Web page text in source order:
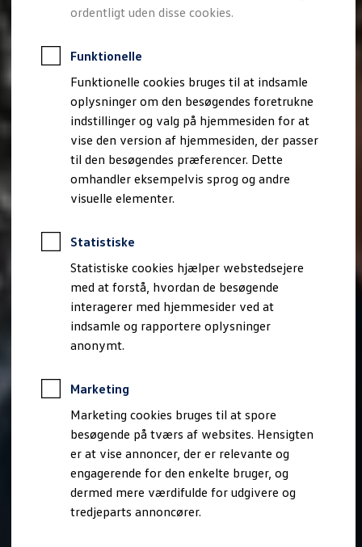
ordentligt uden disse cookies.
Funktionelle
Funktionelle cookies bruges til at indsamle
oplysninger om den besøgendes foretrukne
indstillinger og valg på hjemmesiden for at
vise den version af hjemmesiden, der passer
til den besøgendes præferencer. Dette
omhandler eksempelvis sprog og andre
visuelle elementer.
Statistiske
Statistiske cookies hjælper webstedsejere
med at forstå, hvordan de besøgende
interagerer med hjemmesider ved at
indsamle og rapportere oplysninger
anonymt.
Marketing
Marketing cookies bruges til at spore
besøgende på tværs af websites. Hensigten
er at vise annoncer, der er relevante og
engagerende for den enkelte bruger, og
dermed mere værdifulde for udgivere og
tredjeparts annoncører.
Køb og leasing
Lagerbiler til hurtig levering
Book en prøvetur
Bestil et tilbud
Brugte biler
Pendlerleasing
Budgetberegner
Firmabil
Vejen til en ny Volkswagen
Online Privatleasing
Finansiering og forsikring
Volkswagen Forsikring
Volkswagen Finansiering
Ejere og services
Book tid på værkstedet
Service
Serviceabonnementer
Service 5+
Service på elbiler
Prismatch
Fordele ved autoriseret værksted
Brugbar information
Servicefordele
Digitale ekstrafunktioner
Se tjenesterne til din model
Volkswagen-apps, login og shop
Forbind mobiltelefonen med bilen
Opdateringer til software, kort og radio
Fleet Interface Data
MinVolkswagen
Digital instruktionsbog
Tilbehør